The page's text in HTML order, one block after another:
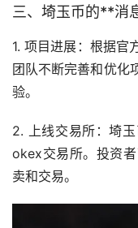
三、埼玉币的**消
1. 项目进展：根据官
团队不断完善和优化
验。
2. 上线交易所 ：埼
okex交易所。投资
卖和交易。